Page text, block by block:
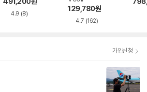
4.9 (8)
129,780원
4.7 (162)
가입신청